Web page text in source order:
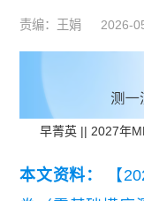
责编：王娟 2026-
早菁英 || 2027年
本文资料：
【